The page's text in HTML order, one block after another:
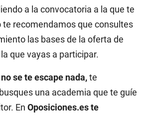
a la convocatoria a la que te
te recomendamos que consultes
las bases de la oferta de
que vayas a participar.
se te escape nada,te
una academia que te guíe
En Oposiciones.es te